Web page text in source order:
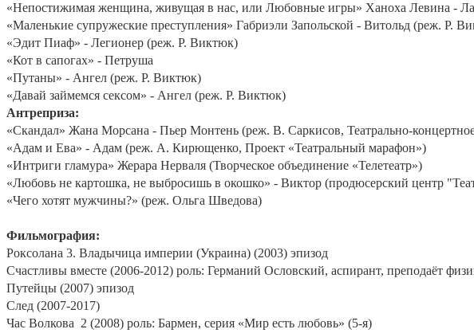
«Непостижимая женщина, живущая в нас, или Любовные игры» Ханоха Левина -
«Маленькие супружеские преступления» Габриэли Запольской - Витольд (реж. Р.
«Эдит Пиаф» - Легионер (реж. Р. Виктюк)
«Кот в сапогах» - Петруша
«Путаны» - Ангел (реж. Р. Виктюк)
«Давай займемся сексом» - Ангел (реж. Р. Виктюк)
Антреприза:
«Скандал» Жана Морсана - Пьер Монтень (реж. В. Саркисов, Театрально-
«Адам и Ева» - Адам (реж. А. Кирющенко, Проект «Театральный марафон»)
«Интриги гламура» Жерара Нерваля (Творческое объединение «Телетеатр»)
«Любовь не картошка, не выбросишь в окошко» - Виктор (продюсерский центр
«Чего хотят мужчины?» (реж. Ольга Шведова)
Фильмография:
Роксолана 3. Владычица империи (Украина) (2003) эпизод
Счастливы вместе (2006-2012) роль: Германий Ословский, аспирант, преподаёт
Путейцы (2007) эпизод
След (2007-2017)
Час Волкова 2 (2008) роль: Бармен, серия «Мир есть любовь» (5-я)